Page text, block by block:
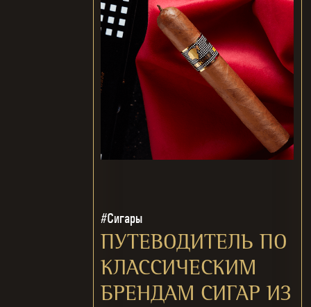
#Сигары
ПУТЕВОДИТЕЛЬ ПО
КЛАССИЧЕСКИМ
БРЕНДАМ СИГАР ИЗ